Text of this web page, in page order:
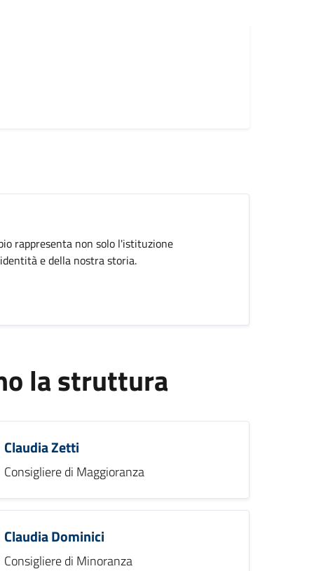
rappresenta non solo l'istituzione
e della nostra storia.
la struttura
Claudia Zetti
Consigliere di Maggioranza
Claudia Dominici
Consigliere di Minoranza